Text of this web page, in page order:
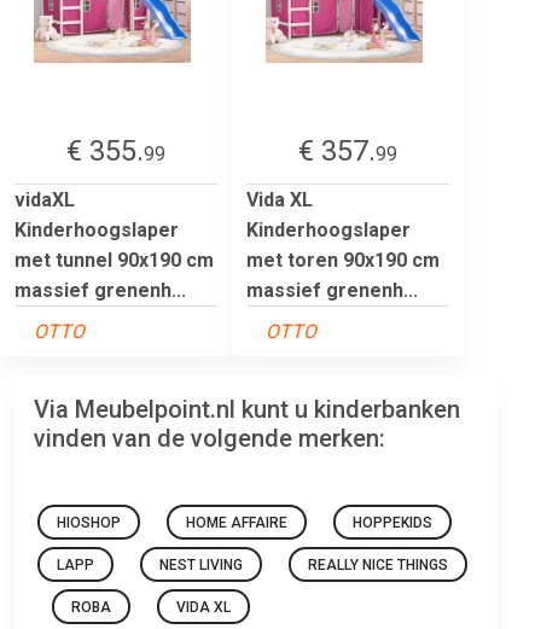
€ 355.99
vidaXL
Kinderhoogslaper
met tunnel 90x190 cm
massief grenenh...
OTTO
€ 357.99
Vida XL
Kinderhoogslaper
met toren 90x190 cm
massief grenenh...
OTTO
Via Meubelpoint.nl kunt u kinderbanken
vinden van de volgende merken:
HIOSHOP HOME AFFAIRE HOPPEKIDS
LAPP NEST LIVING REALLY NICE THINGS
ROBA VIDA XL